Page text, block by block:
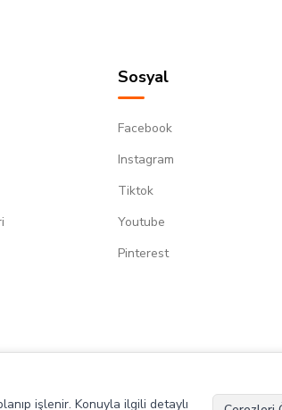
Sosyal
Facebook
Instagram
Tiktok
Youtube
Pinterest
işlenir. Konuyla ilgili detaylı